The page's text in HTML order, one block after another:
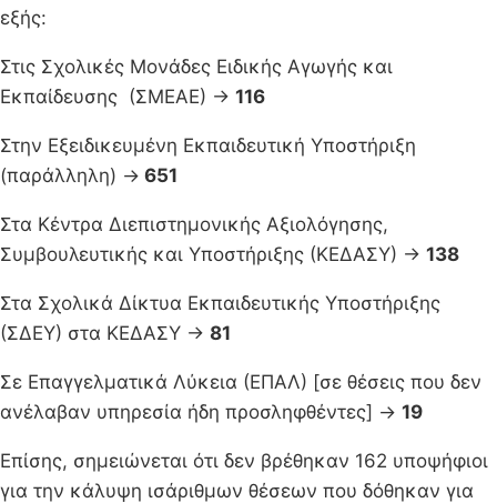
εξής:
Στις Σχολικές Μονάδες Ειδικής Αγωγής και
Εκπαίδευσης (ΣΜΕΑΕ) → 116
Στην Εξειδικευμένη Εκπαιδευτική Υποστήριξη
(παράλληλη) → 651
Στα Κέντρα Διεπιστημονικής Αξιολόγησης,
Συμβουλευτικής και Υποστήριξης (ΚΕΔΑΣΥ) → 138
Στα Σχολικά Δίκτυα Εκπαιδευτικής Υποστήριξης
(ΣΔΕΥ) στα ΚΕΔΑΣΥ → 81
Σε Επαγγελματικά Λύκεια (ΕΠΑΛ) [σε θέσεις που δεν
ανέλαβαν υπηρεσία ήδη προσληφθέντες] → 19
Επίσης, σημειώνεται ότι δεν βρέθηκαν 162 υποψήφιοι
για την κάλυψη ισάριθμων θέσεων που δόθηκαν για